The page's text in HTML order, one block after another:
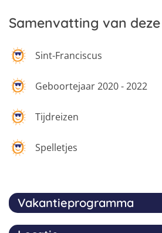
Samenvatting van
Sint-Franciscus
Geboortejaar 2020 - 2022
Tijdreizen
Spelletjes
Knutselen
Vakantieprogramma